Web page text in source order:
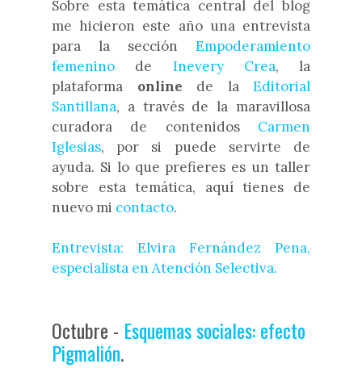
Sobre esta temática central del blog
me hicieron este año una entrevista
para la sección Empoderamiento
femenino de Inevery Crea, la
plataforma online de la Editorial
Santillana, a través de la maravillosa
curadora de contenidos Carmen
Iglesias, por si puede servirte de
ayuda. Si lo que prefieres es un taller
sobre esta temática, aquí tienes de
nuevo mi contacto.
Entrevista: Elvira Fernández Pena,
especialista en Atención Selectiva.
Octubre - Esquemas sociales: efecto
Pigmalión.